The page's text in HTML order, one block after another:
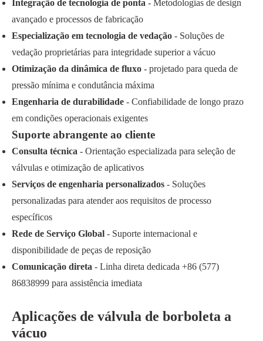
Integração de tecnologia de ponta - Metodologias de design
avançado e processos de fabricação
Especialização em tecnologia de vedação - Soluções de
vedação proprietárias para integridade superior a vácuo
Otimização da dinâmica de fluxo - projetado para queda de
pressão mínima e condutância máxima
Engenharia de durabilidade - Confiabilidade de longo prazo
em condições operacionais exigentes
Suporte abrangente ao cliente
Consulta técnica - Orientação especializada para seleção de
válvulas e otimização de aplicativos
Serviços de engenharia personalizados - Soluções
personalizadas para atender aos requisitos de processo
específicos
Rede de Serviço Global - Suporte internacional e
disponibilidade de peças de reposição
Comunicação direta - Linha direta dedicada +86 (577)
86838999 para assistência imediata
Aplicações de válvula de borboleta a
vácuo